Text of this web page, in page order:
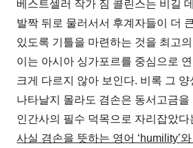
베스트셀러 작가 짐 콜린스는 비길
발짝 뒤로 물러서서 후계자들이 더
있도록 기틀을 마련하는 것을 최고
이는 아시아 싱가포르를 중심으로
크게 다르지 않아 보인다. 비록 그 양
나타날지 몰라도 겸손은 동서고금을
인간사의 필수 덕목으로 자리잡았다
사실 겸손을 뜻하는 영어 ‘humility’